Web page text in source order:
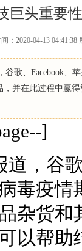
巨头重要
：2020-04-13
谷歌、Facebook
并在此过程中赢
]
，谷
毒疫
杂货
以帮